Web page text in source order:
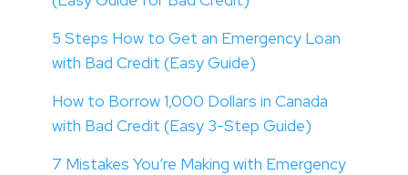
5 Steps How to Get an Emergency Loan
with Bad Credit (Easy Guide)
How to Borrow 1,000 Dollars in Canada
with Bad Credit (Easy 3-Step Guide)
7 Mistakes You’re Making with Emergency